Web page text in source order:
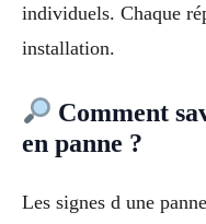
individuels. Chaque
installation.
Comment
en panne ?
Les signes d une